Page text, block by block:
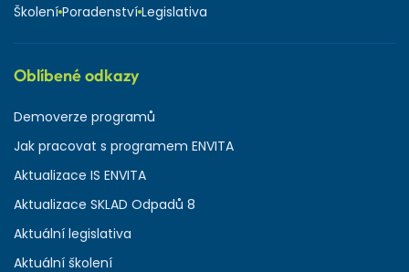
Školení Poradenství Legislativa
Oblíbené odkazy
Demoverze programů
Jak pracovat s programem ENVITA
Aktualizace IS ENVITA
Aktualizace SKLAD Odpadů 8
Aktuální legislativa
Aktuální školení